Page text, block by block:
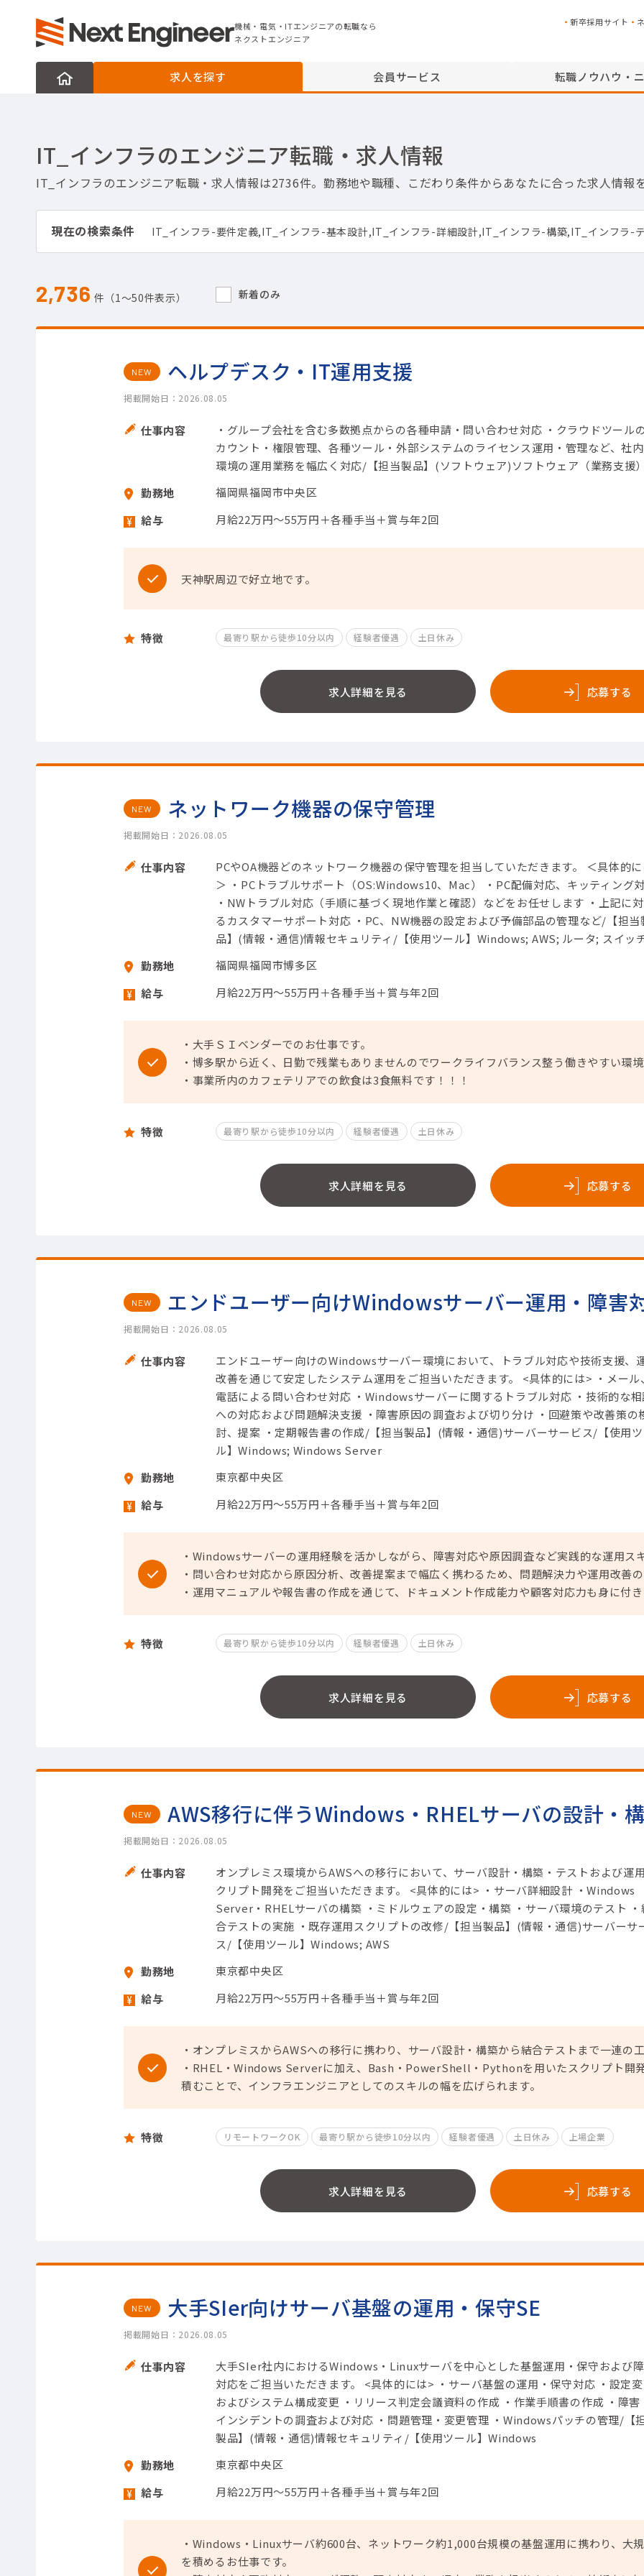
機械・電気・ITエンジニアの転職なら
機械・電気・ITエンジニアの転職なら
ネクストエンジニア
新卒採用サイト
求人を探す 会員サービス 転職ノウハウ・
IT_インフラのエンジニア転職・求人情報
IT_インフラのエンジニア転職・求人情報は2736件。勤務地や職種、こだわり条件からあなたに合った求人情報
現在の検索条件
2,736 件（1〜50件表示） 新着のみ
NEW ヘルプデスク・IT運用支援
掲載開始日：2026.08.05
仕事内容
・グループ会社を含む多数拠点からの各種申請・問い合わせ対応 ・クラウドツール
カウント・権限管理、各種ツール・外部システムのライセンス運用・管理など、社
環境の運用業務を幅広く対応/【担当製品】(ソフトウェア)ソフトウェア（業務支援
勤務地
福岡県福岡市中央区
給与
月給22万円～55万円＋各種手当＋賞与年2回
天神駅周辺で好立地です。
特徴 最寄り駅から徒歩10分以内 経験者優遇 土日休み
求人詳細を見る 応募する
NEW ネットワーク機器の保守管理
掲載開始日：2026.08.05
仕事内容
PCやOA機器どのネットワーク機器の保守管理を担当していただきます。 ＜具体的
＞ ・PCトラブルサポート（OS:Windows10、Mac） ・PC配備対応、キッティング
・NWトラブル対応（手順に基づく現地作業と確認）などをお任せします ・上記に
るカスタマーサポート対応 ・PC、NW機器の設定および予備部品の管理など/【担当
品】(情報・通信)情報セキュリティ/【使用ツール】Windows; AWS; ルータ; スイッ
勤務地
福岡県福岡市博多区
給与
月給22万円～55万円＋各種手当＋賞与年2回
・大手ＳＩベンダーでのお仕事です。
・博多駅から近く、日勤で残業もありませんのでワークライフバランス整う働きやすい環
・事業所内のカフェテリアでの飲食は3食無料です！！！
特徴 最寄り駅から徒歩10分以内 経験者優遇 土日休み
求人詳細を見る 応募する
NEW エンドユーザー向けWindowsサーバー運用・障害
掲載開始日：2026.08.05
仕事内容
エンドユーザー向けのWindowsサーバー環境において、トラブル対応や技術支援、
改善を通じて安定したシステム運用をご担当いただきます。 <具体的には> ・メール
電話による問い合わせ対応 ・Windowsサーバーに関するトラブル対応 ・技術的な
への対応および問題解決支援 ・障害原因の調査および切り分け ・回避策や改善策の
討、提案 ・定期報告書の作成/【担当製品】(情報・通信)サーバーサービス/【使用
ル】Windows; Windows Server
勤務地
東京都中央区
給与
月給22万円～55万円＋各種手当＋賞与年2回
・Windowsサーバーの運用経験を活かしながら、障害対応や原因調査など実践的な運用ス
・問い合わせ対応から原因分析、改善提案まで幅広く携わるため、問題解決力や運用改善
・運用マニュアルや報告書の作成を通じて、ドキュメント作成能力や顧客対応力も身に付
特徴 最寄り駅から徒歩10分以内 経験者優遇 土日休み
求人詳細を見る 応募する
NEW AWS移行に伴うWindows・RHELサーバの設計・
掲載開始日：2026.08.05
仕事内容
オンプレミス環境からAWSへの移行において、サーバ設計・構築・テストおよび運
クリプト開発をご担当いただきます。 <具体的には> ・サーバ詳細設計 ・Windows
Server・RHELサーバの構築 ・ミドルウェアの設定・構築 ・サーバ環境のテスト ・
合テストの実施 ・既存運用スクリプトの改修/【担当製品】(情報・通信)サーバーサ
ス/【使用ツール】Windows; AWS
勤務地
東京都中央区
給与
月給22万円～55万円＋各種手当＋賞与年2回
・オンプレミスからAWSへの移行に携わり、サーバ設計・構築から結合テストまで一連の
・RHEL・Windows Serverに加え、Bash・PowerShell・Pythonを用いたスクリプト開
積むことで、インフラエンジニアとしてのスキルの幅を広げられます。
特徴 リモートワークOK 最寄り駅から徒歩10分以内 経験者優遇 土日休み 上場企業
求人詳細を見る 応募する
NEW 大手SIer向けサーバ基盤の運用・保守SE
掲載開始日：2026.08.05
仕事内容
大手SIer社内におけるWindows・Linuxサーバを中心とした基盤運用・保守および
対応をご担当いただきます。 <具体的には> ・サーバ基盤の運用・保守対応 ・設定
およびシステム構成変更 ・リリース判定会議資料の作成 ・作業手順書の作成 ・障害
インシデントの調査および対応 ・問題管理・変更管理 ・Windowsパッチの管理/【
製品】(情報・通信)情報セキュリティ/【使用ツール】Windows
勤務地
東京都中央区
給与
月給22万円～55万円＋各種手当＋賞与年2回
・Windows・Linuxサーバ約600台、ネットワーク約1,000台規模の基盤運用に携わり、大
を積めるお仕事です。